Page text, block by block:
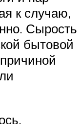
к случаю,
Сырость
бытовой